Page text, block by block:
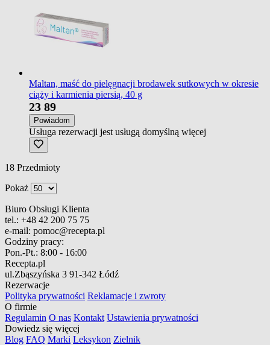
Maltan, maść do pielęgnacji brodawek sutkowych w okresie
ciąży i karmienia piersią, 40 g
23 89
Powiadom
Usługa rezerwacji jest usługą domyślną więcej
18 Przedmioty
Pokaż
Biuro Obsługi Klienta
tel.: +48 42 200 75 75
e-mail: pomoc@recepta.pl
Godziny pracy:
Pon.-Pt.: 8:00 - 16:00
Recepta.pl
ul.Zbąszyńska 3 91-342 Łódź
Rezerwacje
Polityka prywatności Reklamacje i zwroty
O firmie
Regulamin O nas Kontakt Ustawienia prywatności
Dowiedz się więcej
Blog FAQ Marki Leksykon Zielnik